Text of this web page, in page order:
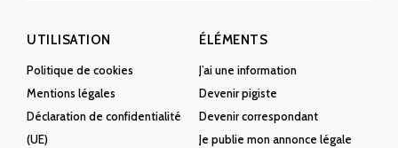
UTILISATION
Politique de cookies
Mentions légales
Déclaration de confidentialité
(UE)
ÉLÉMENTS
J’ai une information
Devenir pigiste
Devenir correspondant
Je publie mon annonce légale